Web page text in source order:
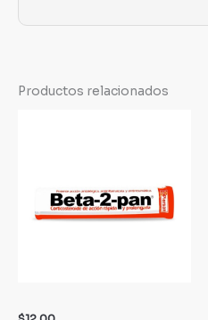
Productos relacionados